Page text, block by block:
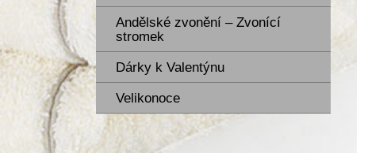
Andělské zvonění – Zvonící
stromek
Dárky k Valentýnu
Velikonoce